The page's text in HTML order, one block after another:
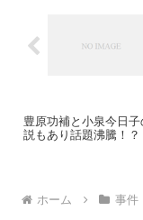
豊原功補と小泉今日
説もあり話題沸騰！？
ホーム 事件